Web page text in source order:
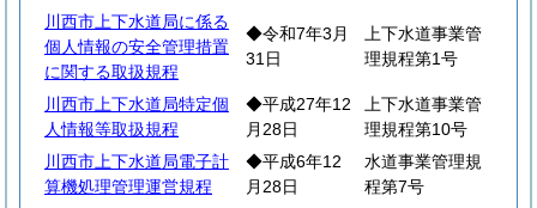
川西市上下水道局に係る
個人情報の安全管理措置
に関する取扱規程
◆令和7年3月
31日
上下水道事業管
理規程第1号
川西市上下水道局特定個
人情報等取扱規程
◆平成27年12
月28日
上下水道事業管
理規程第10号
川西市上下水道局電子計
算機処理管理運営規程
◆平成6年12
月28日
水道事業管理規
程第7号